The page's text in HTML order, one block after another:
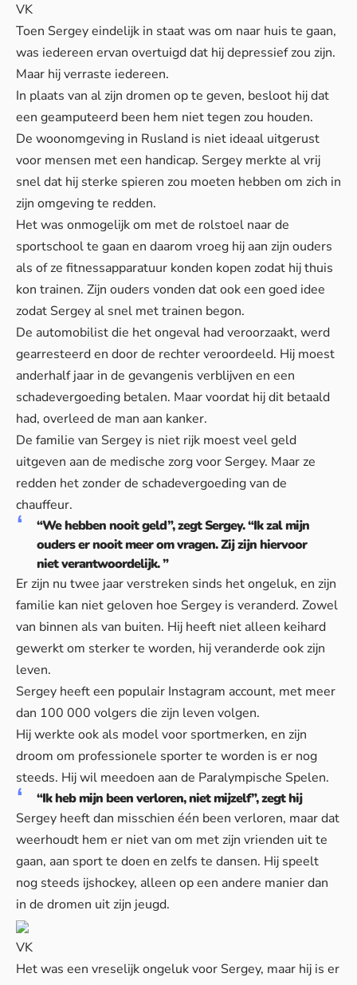
VK
Toen Sergey eindelijk in staat was om naar huis te gaan,
was iedereen ervan overtuigd dat hij depressief zou zijn.
Maar hij verraste iedereen.
In plaats van al zijn dromen op te geven, besloot hij dat
een geamputeerd been hem niet tegen zou houden.
De woonomgeving in Rusland is niet ideaal uitgerust
voor mensen met een handicap. Sergey merkte al vrij
snel dat hij sterke spieren zou moeten hebben om zich in
zijn omgeving te redden.
Het was onmogelijk om met de rolstoel naar de
sportschool te gaan en daarom vroeg hij aan zijn ouders
als of ze fitnessapparatuur konden kopen zodat hij thuis
kon trainen. Zijn ouders vonden dat ook een goed idee
zodat Sergey al snel met trainen begon.
De automobilist die het ongeval had veroorzaakt, werd
gearresteerd en door de rechter veroordeeld. Hij moest
anderhalf jaar in de gevangenis verblijven en een
schadevergoeding betalen. Maar voordat hij dit betaald
had, overleed de man aan kanker.
De familie van Sergey is niet rijk moest veel geld
uitgeven aan de medische zorg voor Sergey. Maar ze
redden het zonder de schadevergoeding van de
chauffeur.
“We hebben nooit geld”, zegt Sergey. “Ik zal mijn
ouders er nooit meer om vragen. Zij zijn hiervoor
niet verantwoordelijk. ”
Er zijn nu twee jaar verstreken sinds het ongeluk, en zijn
familie kan niet geloven hoe Sergey is veranderd. Zowel
van binnen als van buiten. Hij heeft niet alleen keihard
gewerkt om sterker te worden, hij veranderde ook zijn
leven.
Sergey heeft een populair Instagram account, met meer
dan 100 000 volgers die zijn leven volgen.
Hij werkte ook als model voor sportmerken, en zijn
droom om professionele sporter te worden is er nog
steeds. Hij wil meedoen aan de Paralympische Spelen.
“Ik heb mijn been verloren, niet mijzelf”, zegt hij
Sergey heeft dan misschien één been verloren, maar dat
weerhoudt hem er niet van om met zijn vrienden uit te
gaan, aan sport te doen en zelfs te dansen. Hij speelt
nog steeds ijshockey, alleen op een andere manier dan
in de dromen uit zijn jeugd.
VK
Het was een vreselijk ongeluk voor Sergey, maar hij is er